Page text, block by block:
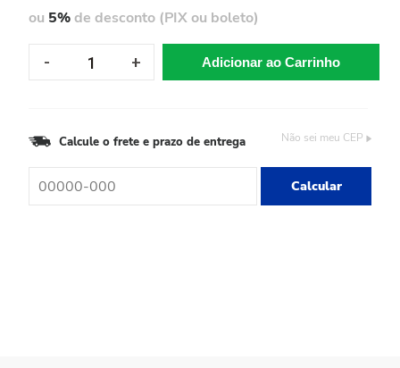
ou 5%de desconto (PIX ou boleto)
Adicionar ao Carrinho
Calcule o frete e prazo de entrega Não sei meu CEP
Calcular